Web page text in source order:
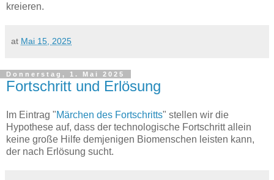
kreieren.
at Mai 15, 2025
Donnerstag, 1. Mai 2025
Fortschritt und Erlösung
Im Eintrag "Märchen des Fortschritts" stellen wir die
Hypothese auf, dass der technologische Fortschritt allein
keine große Hilfe demjenigen Biomenschen leisten kann,
der nach Erlösung sucht.